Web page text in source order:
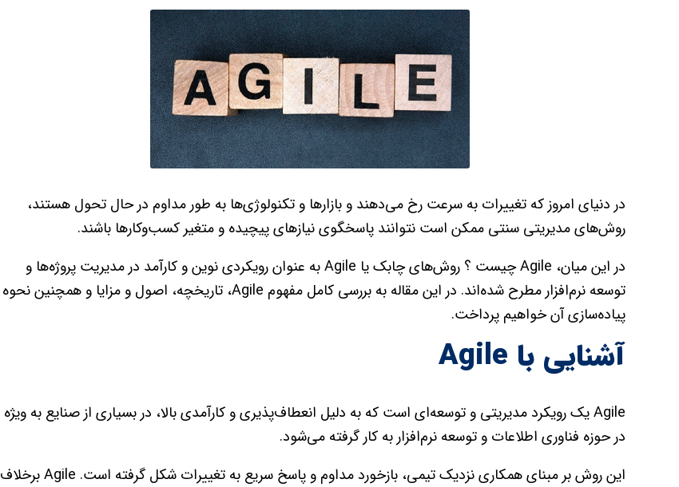
در دنیای امروز که تغییرات به سرعت رخ می‌دهند و بازارها و تکنولوژی‌ها به طور مداوم در حال تحول هستند،
روش‌های مدیریتی سنتی ممکن است نتوانند پاسخگوی نیازهای پیچیده و متغیر کسب‌وکارها باشند.
در این میان، Agile چیست ؟ روش‌های چابک یا Agile به عنوان رویکردی نوین و کارآمد در مدیریت پروژه‌ها و
توسعه نرم‌افزار مطرح شده‌اند. در این مقاله به بررسی کامل مفهوم Agile، تاریخچه، اصول و مزایا و همچنین نحوه
پیاده‌سازی آن خواهیم پرداخت.
آشنایی با Agile
Agile یک رویکرد مدیریتی و توسعه‌ای است که به دلیل انعطاف‌پذیری و کارآمدی بالا، در بسیاری از صنایع به ویژه
در حوزه فناوری اطلاعات و توسعه نرم‌افزار به کار گرفته می‌شود.
این روش بر مبنای همکاری نزدیک تیمی، بازخورد مداوم و پاسخ سریع به تغییرات شکل گرفته است. Agile برخلاف